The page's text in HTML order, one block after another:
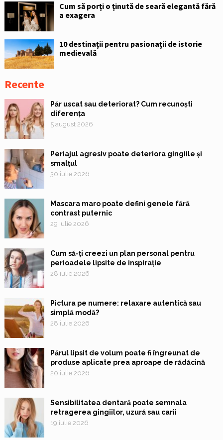
Cum să porți o ținută de seară elegantă fără
a exagera
10 destinații pentru pasionații de istorie
medievală
Recente
Păr uscat sau deteriorat? Cum recunoști
diferența
5 august 2026
Periajul agresiv poate deteriora gingiile și
smalțul
30 iulie 2026
Mascara maro poate defini genele fără
contrast puternic
29 iulie 2026
Cum să-ți creezi un plan personal pentru
perioadele lipsite de inspirație
28 iulie 2026
Pictura pe numere: relaxare autentică sau
simplă modă?
28 iulie 2026
Părul lipsit de volum poate fi îngreunat de
produse aplicate prea aproape de rădăcină
20 iulie 2026
Sensibilitatea dentară poate semnala
retragerea gingiilor, uzură sau carii
19 iulie 2026